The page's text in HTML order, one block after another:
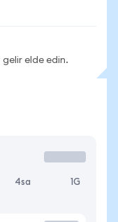
elde edin.
4sa 1G